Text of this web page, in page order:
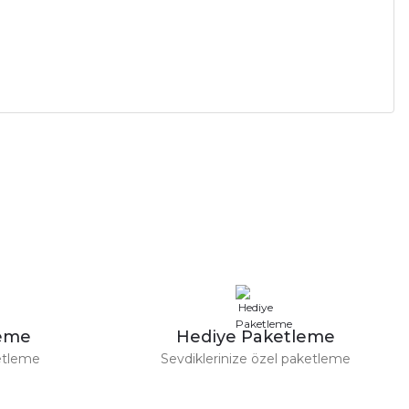
Hediye Paketleme
Sevdiklerinize özel paketleme